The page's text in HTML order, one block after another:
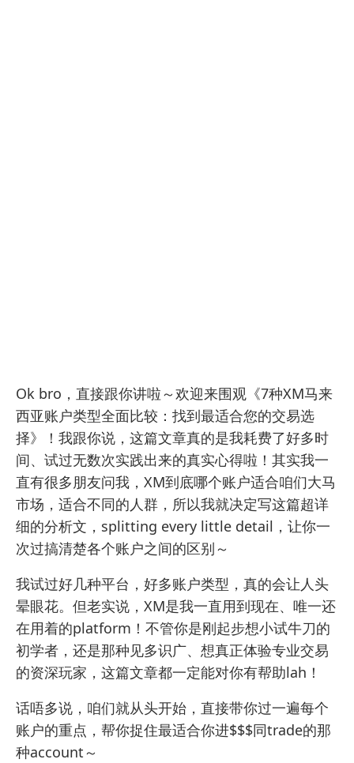
Ok bro，直接跟你讲啦～欢迎来围观《7种XM马来
西亚账户类型全面比较：找到最适合您的交易选
择》！我跟你说，这篇文章真的是我耗费了好多时
间、试过无数次实践出来的真实心得啦！其实我一
直有很多朋友问我，XM到底哪个账户适合咱们大马
市场，适合不同的人群，所以我就决定写这篇超详
细的分析文，splitting every little detail，让你一
次过搞清楚各个账户之间的区别～
我试过好几种平台，好多账户类型，真的会让人头
晕眼花。但老实说，XM是我一直用到现在、唯一还
在用着的platform！不管你是刚起步想小试牛刀的
初学者，还是那种见多识广、想真正体验专业交易
的资深玩家，这篇文章都一定能对你有帮助lah！
话唔多说，咱们就从头开始，直接带你过一遍每个
账户的重点，帮你捉住最适合你进$$$同trade的那
种account～